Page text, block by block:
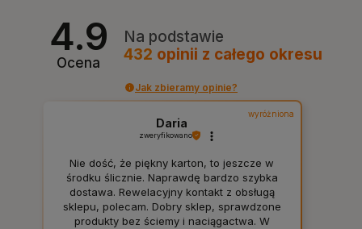
4.9
Ocena
Na podstawie
432 opinii z całego okresu
Jak zbieramy opinie?
wyróżniona
Daria
zweryfikowano
Nie dość, że piękny karton, to jeszcze w
środku ślicznie. Naprawdę bardzo szybka
dostawa. Rewelacyjny kontakt z obsługą
sklepu, polecam. Dobry sklep, sprawdzone
produkty bez ściemy i naciągactwa. W